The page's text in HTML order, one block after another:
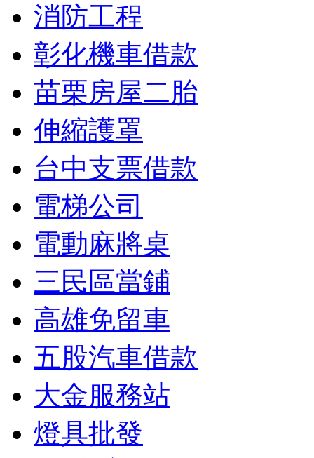
消防工程
彰化機車借款
苗栗房屋二胎
伸縮護罩
台中支票借款
電梯公司
電動麻將桌
三民區當鋪
高雄免留車
五股汽車借款
大金服務站
燈具批發